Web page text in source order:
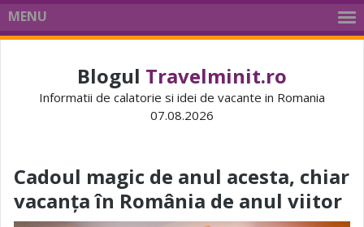
MENU
Blogul Travelminit.ro
Informatii de calatorie si idei de vacante in Romania
07.08.2026
Cadoul magic de anul acesta, chiar
vacanța în România de anul viitor